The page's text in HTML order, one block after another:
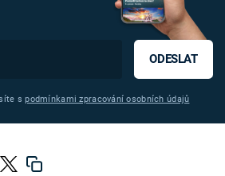
ODESLAT
spodmínkami zpracování osobních údajů